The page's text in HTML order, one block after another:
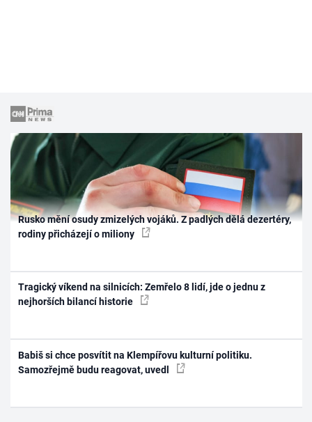
Rusko mění osudy zmizelých vojáků. Z padlých dělá dezertéry,
rodiny přicházejí o miliony
Tragický víkend na silnicích: Zemřelo 8 lidí, jde o jednu z
nejhorších bilancí historie
Babiš si chce posvítit na Klempířovu kulturní politiku.
Samozřejmě budu reagovat, uvedl